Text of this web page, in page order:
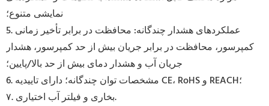
نمایشی متنوع؛
5. عملکردهای هشدار چندگانه: محافظت در برابر تأخیر زمانی
کمپرسور، محافظت در برابر جریان بیش از حد کمپرسور، هشدار
جریان آب و هشدار دمای بیش از حد بالا/پایین؛
6. مشخصات توان چندگانه؛ دارای تاییدیه CE، RoHS و REACH؛
۷. بخاری و فیلتر آب اختیاری.